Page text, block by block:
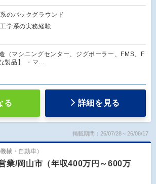
のバックグラウンド
学系の実務経験
（マシニングセンター、ジグボーラー、FMS、F
製品】 ・マ…
る 詳細を見る
掲載期間：26/07/28～26/08/17
械・自動車）
業/岡山市（年収400万円～600万